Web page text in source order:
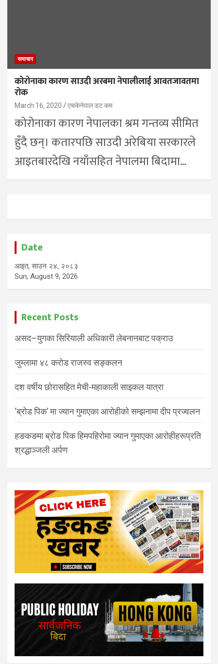
समाचार
कोरोनाका कारण साउदी अरबमा नेपालीलाई आवतजावतमा
रोक
March 16, 2020 एचकेनेपाल डट कम
कोरोनाका कारण नेपालका श्रम गन्तव्य सीमित
हुँदै छन्। कतारपछि साउदी अरेबिया सरकारले
आइतबारदेखि नयाँसहित नेपालमा बिदामा…
Date
आइत, साउन २४, २०८३
Sun, August 9, 2026
Recent Posts
असद–युगका सिरियाली अधिकारी लेबनानबाट पक्राउ
जुम्लामा ४८ करोड राजस्व सङ्कलन
दश वर्षीय छोरासहित मेची-महाकाली साइकल यात्रा
‘ब्रोड पिक’ मा ज्यान गुमाएका आरोहीको सम्झनामा दीप प्रज्वलन
हङकङमा ब्रोड पिक हिमपहिरोमा ज्यान गुमाएका आरोहीहरूप्रति
श्रद्धाञ्जली अर्पण